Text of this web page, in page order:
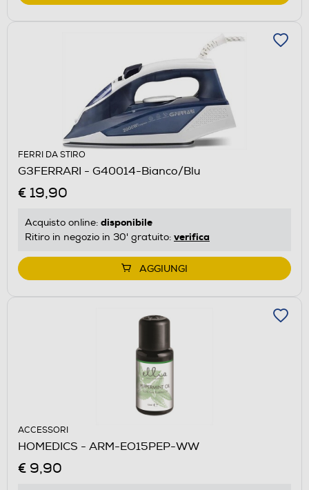
FERRI DA STIRO
G3FERRARI - G40014-Bianco/Blu
€ 19,90
Acquisto online: disponibile
Ritiro in negozio in 30' gratuito: verifica
AGGIUNGI
ACCESSORI
HOMEDICS - ARM-EO15PEP-WW
€ 9,90